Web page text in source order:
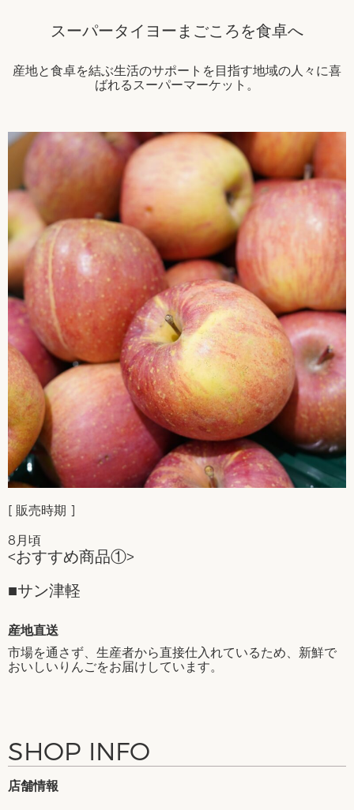
スーパータイヨーまごころを食卓へ
産地と食卓を結ぶ生活のサポートを目指す地域の人々に喜
ばれるスーパーマーケット。
[ 販売時期 ]
8月頃
<おすすめ商品①>
■サン津軽
産地直送
市場を通さず、生産者から直接仕入れているため、新鮮で
おいしいりんごをお届けしています。
SHOP INFO
店舗情報